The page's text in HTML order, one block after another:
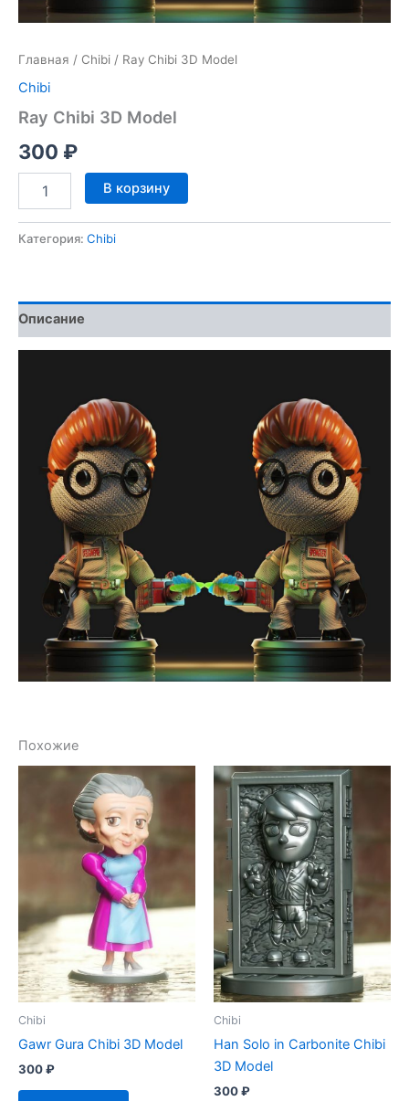
Главная / Chibi / Ray Chibi 3D Model
Chibi
Ray Chibi 3D Model
300 ₽
Количество
товара
Chibi
В корзину
Категория: Chibi
Описание
Похожие
Chibi
Gawr Gura Chibi 3D Model
300₽
Chibi
Han Solo in Carbonite Chibi
3D Model
300₽